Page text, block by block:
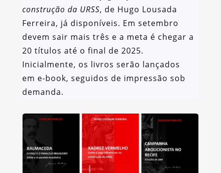
construção da URSS, de Hugo Lousada
Ferreira, já disponíveis. Em setembro
devem sair mais três e a meta é chegar a
20 títulos até o final de 2025.
Inicialmente, os livros serão lançados
em e-book, seguidos de impressão sob
demanda.